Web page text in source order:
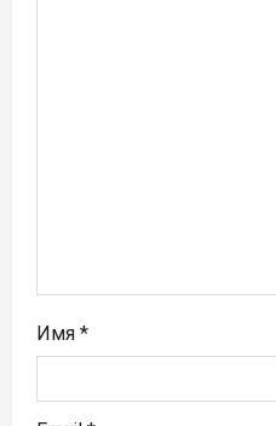
я
Имя *